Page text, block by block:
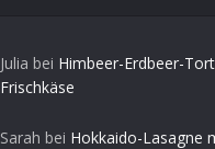
Julia bei Himbeer-Erdbeer-
Frischkäse
Sarah bei Hokkaido-Lasagne